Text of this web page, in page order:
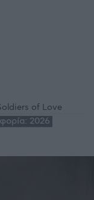
of Love
2026